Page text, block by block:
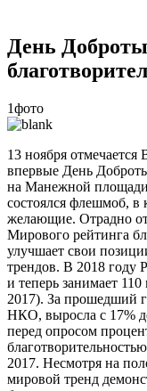
День
1фото
13 ноября
впервые День
на Манежной площади
состоялся флешмоб, в
желающие. Отрадно
Мирового рейтинга
улучшает свои
трендов. В 2018 году
и теперь занимает
2017). За прошедший
НКО, выросла с 17%
перед опросом
2017. Несмотря на
мировой тренд